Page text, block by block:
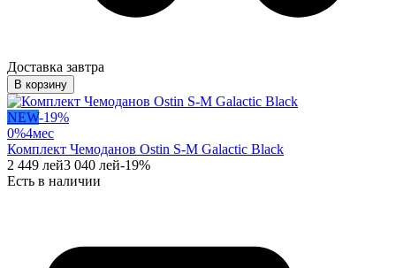
Доставка завтра
В корзину
NEW-19%
0%4мес
Комплект Чемоданов Ostin S-M Galactic Black
2 449 лей3 040 лей-19%
Есть в наличии